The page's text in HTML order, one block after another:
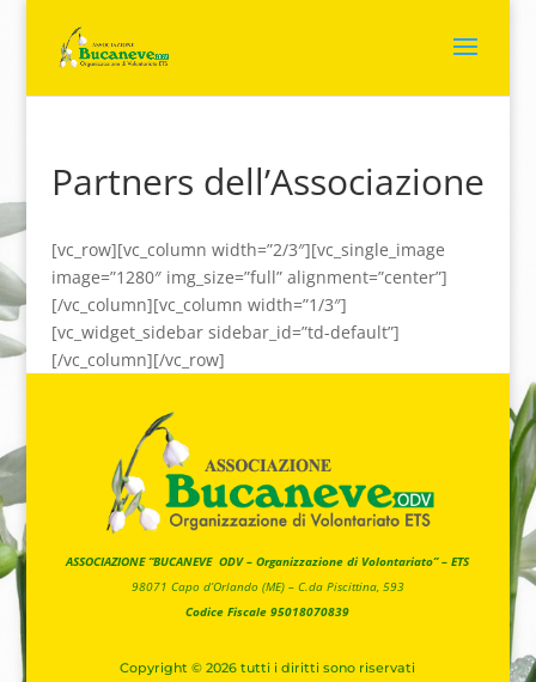
Partners dell’Associazione
[vc_row][vc_column width=”2/3″][vc_single_image
image=”1280″ img_size=”full” alignment=”center”]
[/vc_column][vc_column width=”1/3″]
[vc_widget_sidebar sidebar_id=”td-default”]
[/vc_column][/vc_row]
ASSOCIAZIONE “BUCANEVE ODV – Organizzazione di Volontariato” – ETS
98071 Capo d’Orlando (ME) – C.da Piscittina, 593
Codice Fiscale 95018070839
Copyright © 2026 tutti i diritti sono riservati